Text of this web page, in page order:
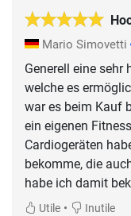
Mario Simovetti
Generell eine
welche es
war es beim Kauf
ein eigenen
Cardiogeräten
bekomme, die
habe ich damit
Utile • Inutile